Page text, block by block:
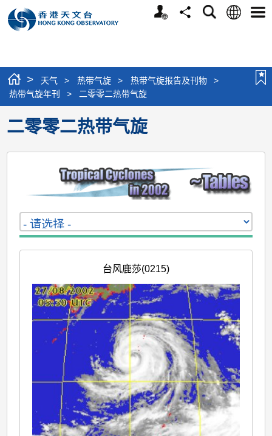
个
分
搜
语
选
> 天气 > 热带气旋 > 热带气旋报告及刊物
>
热带气旋年刊
> 二零零二热带气旋
二零零二热带气旋
台风鹿莎(0215)